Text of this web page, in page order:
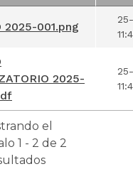
2025-001.png
2025-
el
1 - 2 de 2